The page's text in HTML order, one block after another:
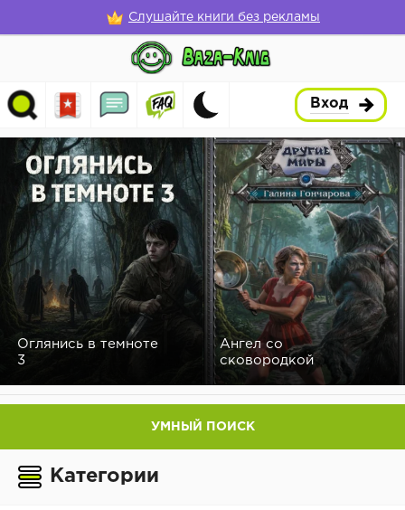
Слушайте книги без рекламы
Вход
Оглянись в темноте
3
Ангел со
сковородкой
УМНЫЙ ПОИСК
Категории